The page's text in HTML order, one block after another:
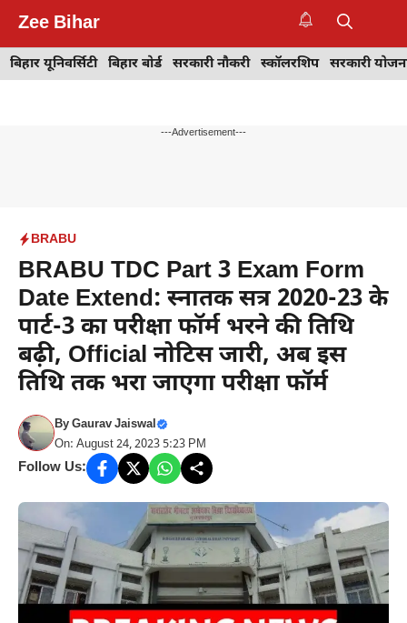
content
Zee Bihar
बिहार यूनिवर्सिटी बिहार बोर्ड सरकारी नौकरी स्कॉलरशिप सरकारी
---Advertisement---
BRABU
BRABU TDC Part 3 Exam Form
Date Extend: स्नातक सत्र 2020-23 के
पार्ट-3 का परीक्षा फॉर्म भरने की तिथि
बढ़ी, Official नोटिस जारी, अब इस
तिथि तक भरा जाएगा परीक्षा फॉर्म
ByGaurav Jaiswal
On: August 24, 2023 5:23 PM
Follow Us: